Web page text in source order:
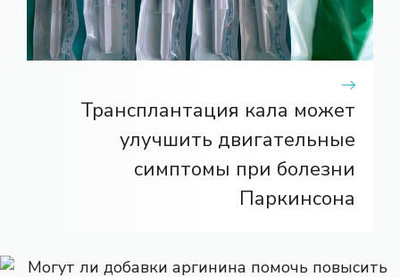
Трансплантация кала может
улучшить двигательные
симптомы при болезни
Паркинсона